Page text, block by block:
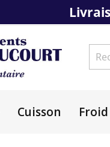
Cuisson Froid